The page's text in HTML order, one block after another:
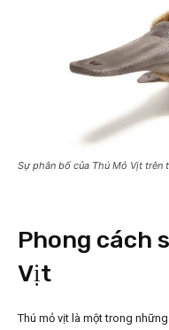
Sự phân bố của Thú Mỏ Vịt trên
Phong cách
Vịt
Thú mỏ vịt là một trong